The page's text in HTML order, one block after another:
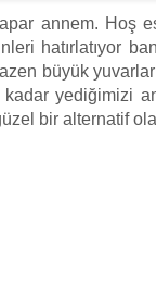
annem. Hoş
hatırlatıyor
büyük
yediğimizi
bir alternatif